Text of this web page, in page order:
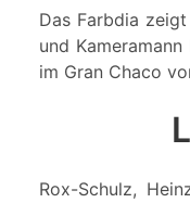
Das Farbdia
und
im Gran Chaco
Rox-Schulz,